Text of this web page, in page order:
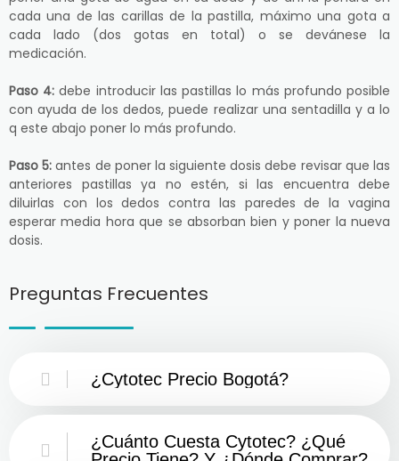
cada una de las carillas de la pastilla, máximo una gota a
cada lado (dos gotas en total) o se devánese la
medicación.
Paso 4: debe introducir las pastillas lo más profundo posible
con ayuda de los dedos, puede realizar una sentadilla y a lo
q este abajo poner lo más profundo.
Paso 5: antes de poner la siguiente dosis debe revisar que las
anteriores pastillas ya no estén, si las encuentra debe
diluirlas con los dedos contra las paredes de la vagina
esperar media hora que se absorban bien y poner la nueva
dosis.
Preguntas Frecuentes
¿Cytotec Precio Bogotá?
¿Cuánto Cuesta Cytotec? ¿Qué